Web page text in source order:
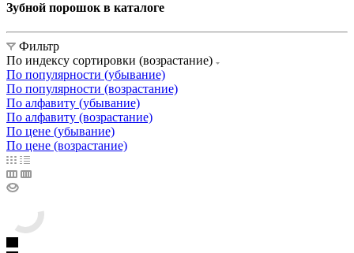
Зубной порошок в каталоге
Фильтр
По индексу сортировки (возрастание)
По популярности (убывание)
По популярности (возрастание)
По алфавиту (убывание)
По алфавиту (возрастание)
По цене (убывание)
По цене (возрастание)